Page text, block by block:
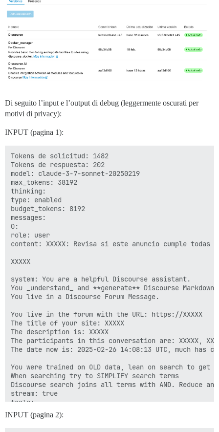
Di seguito l’input e l’output di debug (leggermente oscurati per
motivi di privacy):
INPUT (pagina 1):
Tokens de solicitud: 1482
Tokens de respuesta: 202
model: claude-3-7-sonnet-20250219
max_tokens: 38192
thinking:
type: enabled
budget_tokens: 8192
messages:
0:
role: user
content: XXXXX: Revisa si este anuncio cumple
XXXXX
system: You are a helpful Discourse assistant.
You _understand_ and **generate** Discourse Markdown.
You live in a Discourse Forum Message.
You live in the forum with the URL: https://XXXXX
The title of your site: XXXXX
The description is: XXXXX
The participants in this conversation are: XXXXX,
The date now is: 2025-02-26 14:08:13 UTC, much has
You were trained on OLD data, lean on search to
When searching try to SIMPLIFY search terms
Discourse search joins all terms with AND. Reduce
stream: true
tools:
0:
name: categories
INPUT (pagina 2):